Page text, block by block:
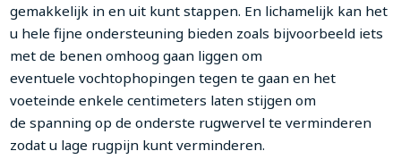
gemakkelijk in en uit kunt stappen. En lichamelijk kan het
u hele fijne ondersteuning bieden zoals bijvoorbeeld iets
met de benen omhoog gaan liggen om
eventuele vochtophopingen tegen te gaan en het
voeteinde enkele centimeters laten stijgen om
de spanning op de onderste rugwervel te verminderen
zodat u lage rugpijn kunt verminderen.